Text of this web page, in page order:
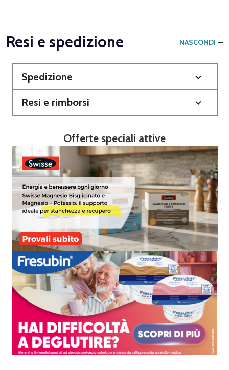
Resi e spedizione NASCONDI
Spedizione
Resi e rimborsi
Offerte speciali attive